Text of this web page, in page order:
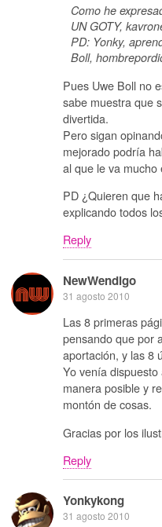
Como he
UN GOTY,
PD: Yonky,
Boll,
Pues Uwe Boll no
sabe muestra que
divertida.
Pero sigan
mejorado podría
al que le va mucho
PD ¿Quieren que
explicando todos
Reply
NewWendigo
31 agosto 2010
Las 8 primeras
pensando que por
aportación, y las 8
Yo venía
manera posible y
montón de cosas.
Gracias por los
Reply
Yonkykong
31 agosto 2010